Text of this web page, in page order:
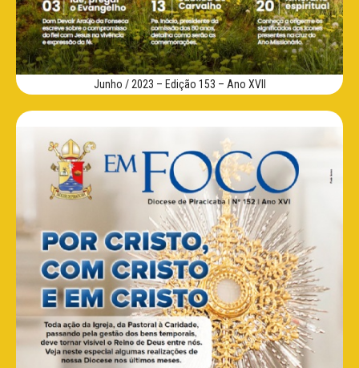
Junho / 2023 – Edição 153 – Ano XVII